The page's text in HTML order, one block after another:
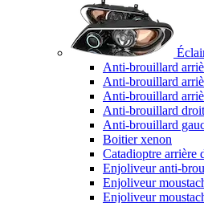
Anti-brouillard
Anti-brouillard
Anti-brouillard
Anti-brouillard
Anti-brouillard
Boitier xenon
Catadioptre arrière
Enjoliveur anti-
Enjoliveur
Enjoliveur